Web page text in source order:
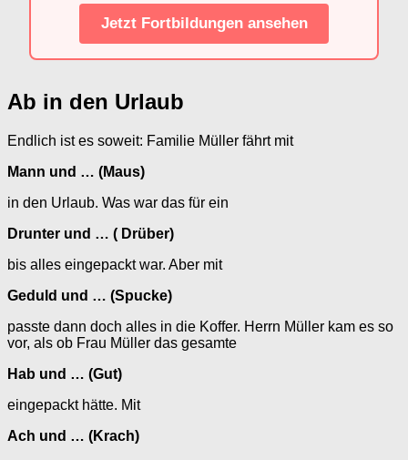
Jetzt Fortbildungen ansehen
Ab in den Urlaub
Endlich ist es soweit: Familie Müller fährt mit
Mann und … (Maus)
in den Urlaub. Was war das für ein
Drunter und … ( Drüber)
bis alles eingepackt war. Aber mit
Geduld und … (Spucke)
passte dann doch alles in die Koffer. Herrn Müller kam es so
vor, als ob Frau Müller das gesamte
Hab und … (Gut)
eingepackt hätte. Mit
Ach und … (Krach)